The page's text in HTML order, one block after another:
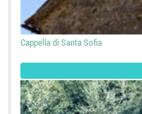
Cappella di Santa Sofia